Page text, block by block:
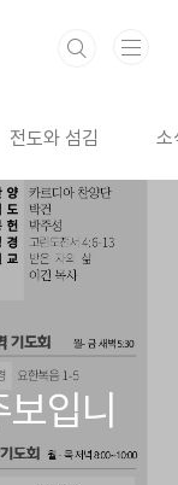
전도와 섬김 소
입니